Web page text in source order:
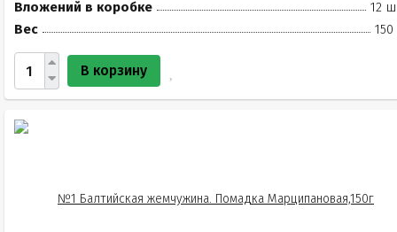
Вложений в коробке
12
Вес
150
В корзину